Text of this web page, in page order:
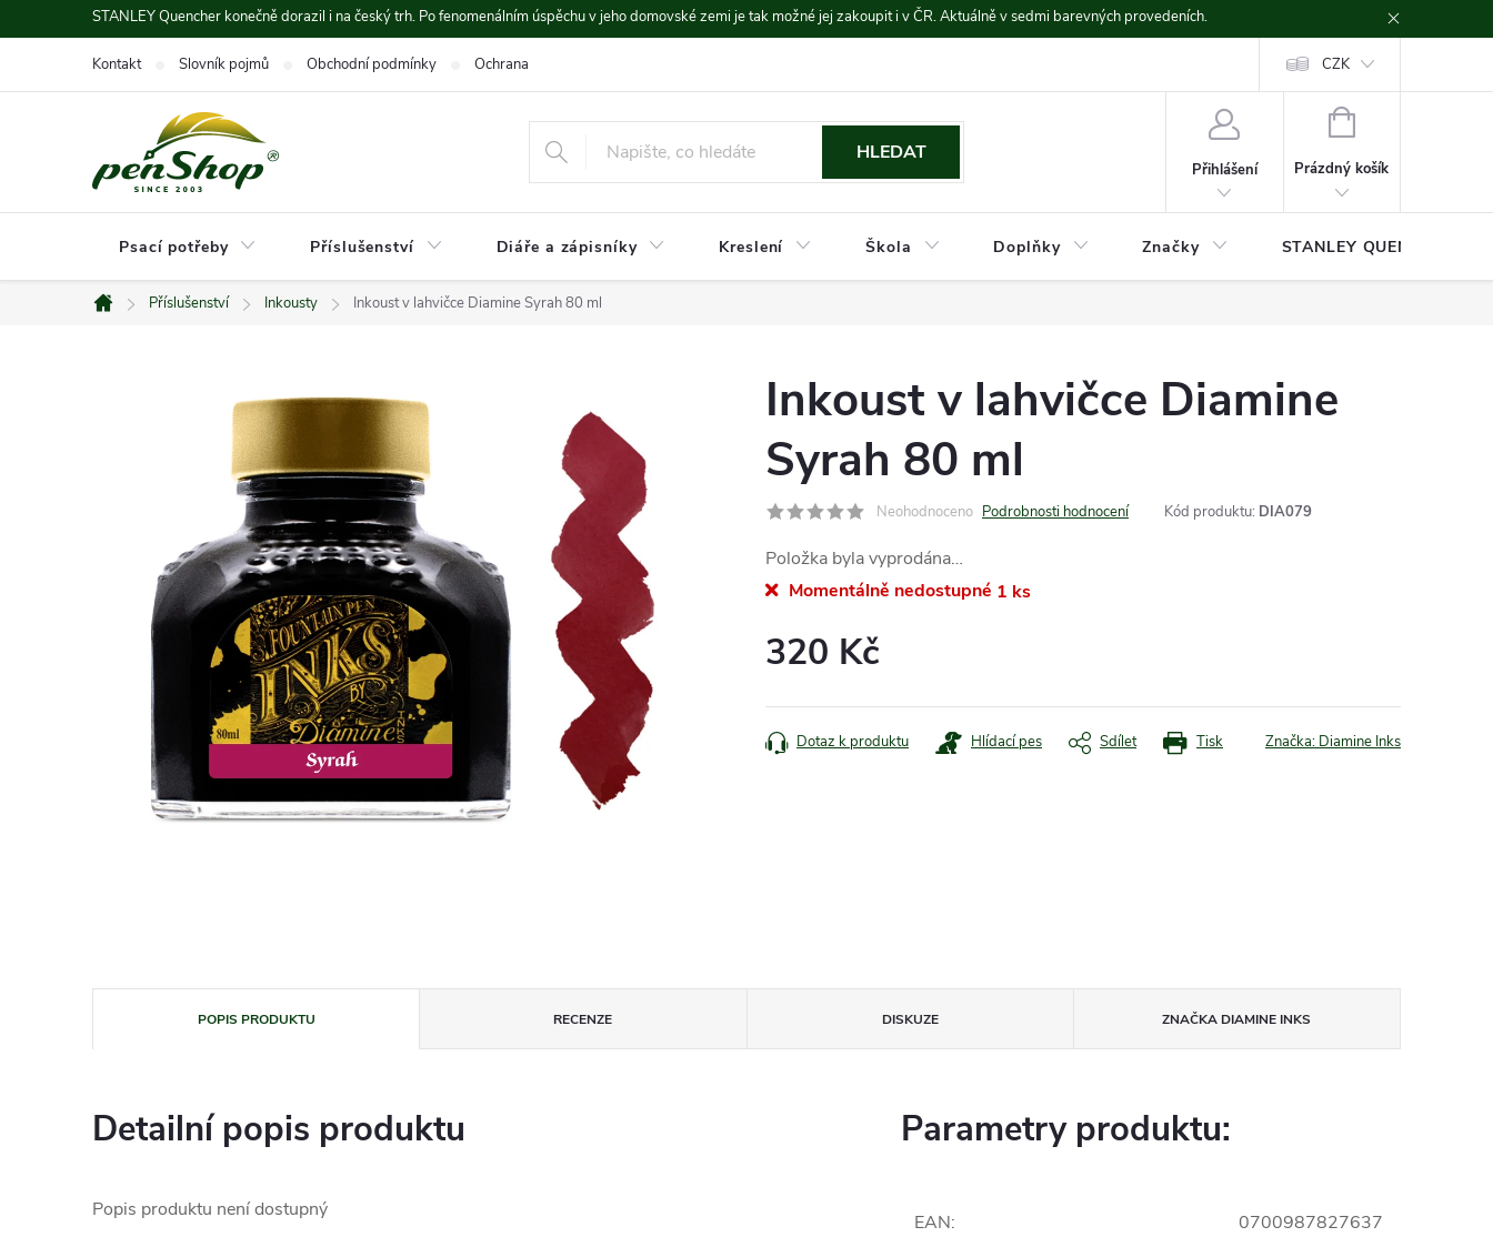
na
STANLEY Quencher konečně dorazil i na český trh. Po fenomenálním úspěchu v jeho domovské zemi je tak možné jej zakoupit i v ČR. Aktuálně v sedmi barevných provedeních.
Kontakt Slovník pojmů Obchodní podmínky Ochrana údajů CZK
HLEDAT
Přihlášení
NÁKUPNÍ
Prázdný košík
Psací potřeby Příslušenství Diáře a zápisníky Kreslení Škola Doplňky Značky STANLEY QUENCHER
Domů
Příslušenství Inkousty Inkoust v lahvičce Diamine Syrah 80 ml
Inkoust v lahvičce Diamine
Syrah 80 ml
Neohodnoceno Podrobnosti hodnocení Kód produktu: DIA079
Položka byla vyprodána…
Momentálně nedostupné 1 ks
320 Kč
cena:
Tisk
Dotaz k produktu Hlídací pes Sdílet Značka: Diamine Inks
POPIS PRODUKTU RECENZE DISKUZE ZNAČKA DIAMINE INKS
Detailní popis produktu
Popis produktu není dostupný
Parametry produktu:
EAN: 0700987827637